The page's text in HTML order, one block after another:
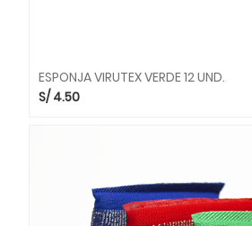
ESPONJA VIRUTEX VERDE 12 UND.
S/ 4.50